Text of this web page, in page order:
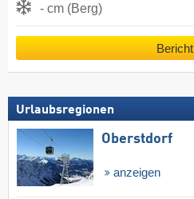
- cm (Berg)
Bericht
Urlaubsregionen
Oberstdorf
anzeigen